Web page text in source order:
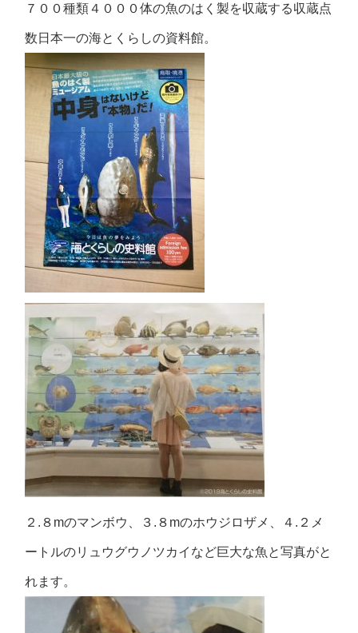
７００種類４０００体の魚のはく製を収蔵する収蔵点
数日本一の海とくらしの資料館。
２.８mのマンボウ、３.８mのホウジロザメ、４.２メ
ートルのリュウグウノツカイなど巨大な魚と写真がと
れます。